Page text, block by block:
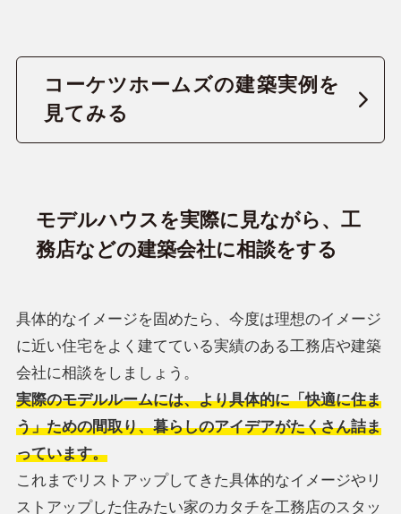
コーケツホームズの建築実例を
見てみる
モデルハウスを実際に見ながら、工
務店などの建築会社に相談をする
具体的なイメージを固めたら、今度は理想のイメージ
に近い住宅をよく建てている実績のある工務店や建築
会社に相談をしましょう。
実際のモデルルームには、より具体的に「快適に住ま
う」ための間取り、暮らしのアイデアがたくさん詰ま
っています。
これまでリストアップしてきた具体的なイメージやリ
ストアップした住みたい家のカタチを工務店のスタッ